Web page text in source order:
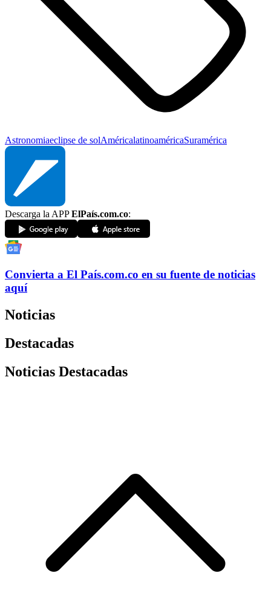
Astronomiaeclipse de solAméricalatinoaméricaSuramérica
Descarga la APPElPaís.com.co:
Convierta a El País.com.co en su fuente de noticias
aquí
Noticias
Destacadas
Noticias Destacadas